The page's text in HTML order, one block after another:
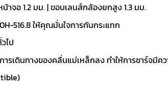
จอ 1.2 มม. | ขอบเลนส์กล้องยกสูง 1.3 มม.
516.8 ให้คุณมั่นใจการกันกระแทก
ไป
เดินทางของคลื่นแม่เหล็กลง ทำให้การชาร์จมีค